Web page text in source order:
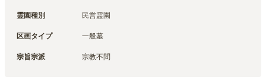
霊園種別 民営霊園
区画タイプ 一般墓
宗旨宗派 宗教不問